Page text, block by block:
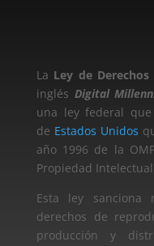
La Ley de
inglés Digital
una ley federal
de Estados Unidos
año 1996 de la
Propiedad
Esta ley
derechos de
producción y